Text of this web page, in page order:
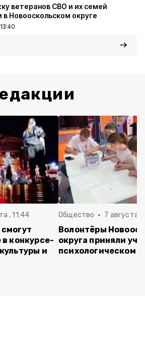
ветеранов СВО и их семей
в Новооскольском округе
, 11:44
в конкурсе-
и
Общество 7 августа ,
Волонтёры
округа приняли
психологическом